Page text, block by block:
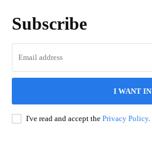
Subscribe
I WANT IN
I've read and accept the Privacy Policy.